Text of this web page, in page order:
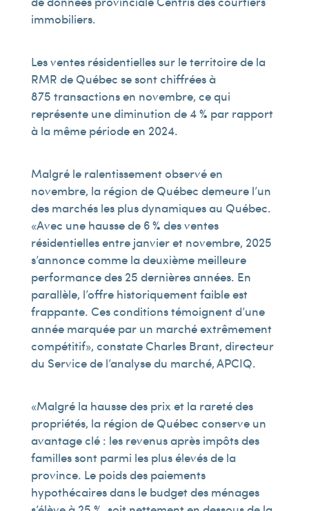
immobiliers.
Les ventes résidentielles sur le territoire de la
RMR de Québec se sont chiffrées à
875 transactions en novembre, ce qui
représente une diminution de 4 % par rapport
à la même période en 2024.
Malgré le ralentissement observé en
novembre, la région de Québec demeure l’un
des marchés les plus dynamiques au Québec.
« Avec une hausse de 6 % des ventes
résidentielles entre janvier et novembre, 2025
s’annonce comme la deuxième meilleure
performance des 25 dernières années. En
parallèle, l’offre historiquement faible est
frappante. Ces conditions témoignent d’une
année marquée par un marché extrêmement
compétitif », constate Charles Brant, directeur
du Service de l’analyse du marché, APCIQ.
« Malgré la hausse des prix et la rareté des
propriétés, la région de Québec conserve un
avantage clé : les revenus après impôts des
familles sont parmi les plus élevés de la
province. Le poids des paiements
hypothécaires dans le budget des ménages